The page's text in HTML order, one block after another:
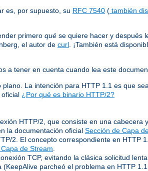
es, por supuesto, su RFC 7540 ( también
primero qué se quiere hacer y después
el autor de curl . ¡También está
a tener en cuenta cuando lea este
plano. La intención para HTTP 1.1 es que
¿Por qué es binario HTTP/2?
HTTP/2, que consiste en una cabecera
la documentación oficial Sección de Capa
2. El concepto correspondiente en HTTP
de Stream
TCP, evitando la clásica solicitud
parcheó el problema en HTTP